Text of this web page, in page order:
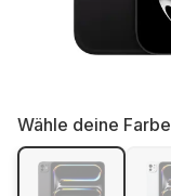
Wähle deine